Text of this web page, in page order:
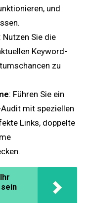
und
: Nutzen Sie die
Keyword-
zu
: Führen Sie ein
mit speziellen
Links, doppelte